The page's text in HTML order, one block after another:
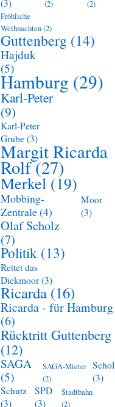
(3) (2)
(2)
Fröhliche
Weihnachten(2)
Guttenberg (14)
Hajduk
(5)
Hamburg (29)
Karl-Peter
(9)
Karl-Peter
Grube (3)
Margit Ricarda
Rolf(27)
Merkel (19)
Mobbing-
Zentrale(4)
Moor
(3)
Olaf Scholz
(7)
Politik (13)
Rettet das
Diekmoor (3)
Ricarda (16)
Ricarda - für Hamburg
(6)
Rücktritt Guttenberg
(12)
SAGA
(5)
SAGA-Mieter
(2)
(3)
Schutz
(3)
SPD
(3)
Stadtbahn
(2)